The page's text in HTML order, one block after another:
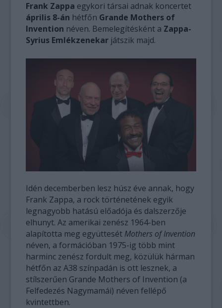
Frank Zappa egykori társai adnak koncertet
április 8-án hétfőn Grande Mothers of
Invention néven. Bemelegítésként a Zappa-
Syrius Emlékzenekar játszik majd.
Idén decemberben lesz húsz éve annak, hogy
Frank Zappa, a rock történetének egyik
legnagyobb hatású előadója és dalszerzője
elhunyt. Az amerikai zenész 1964-ben
alapította meg együttesét Mothers of Invention
néven, a formációban 1975-ig több mint
harminc zenész fordult meg, közülük hárman
hétfőn az A38 színpadán is ott lesznek, a
stílszerűen Grande Mothers of Invention (a
Felfedezés Nagymamái) néven fellépő
kvintettben.